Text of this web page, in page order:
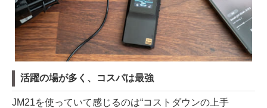
活躍の場が多く、コスパは最強
JM21を使っていて感じるのは“コストダウンの上手